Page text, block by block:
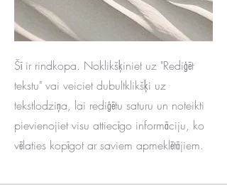
Šī ir rindkopa. Noklikšķiniet uz "Rediģēt
tekstu" vai veiciet dubultklikšķi uz
tekstlodziņa, lai rediģētu saturu un noteikti
pievienojiet visu attiecīgo informāciju, ko
vēlaties kopīgot ar saviem apmeklētājiem.